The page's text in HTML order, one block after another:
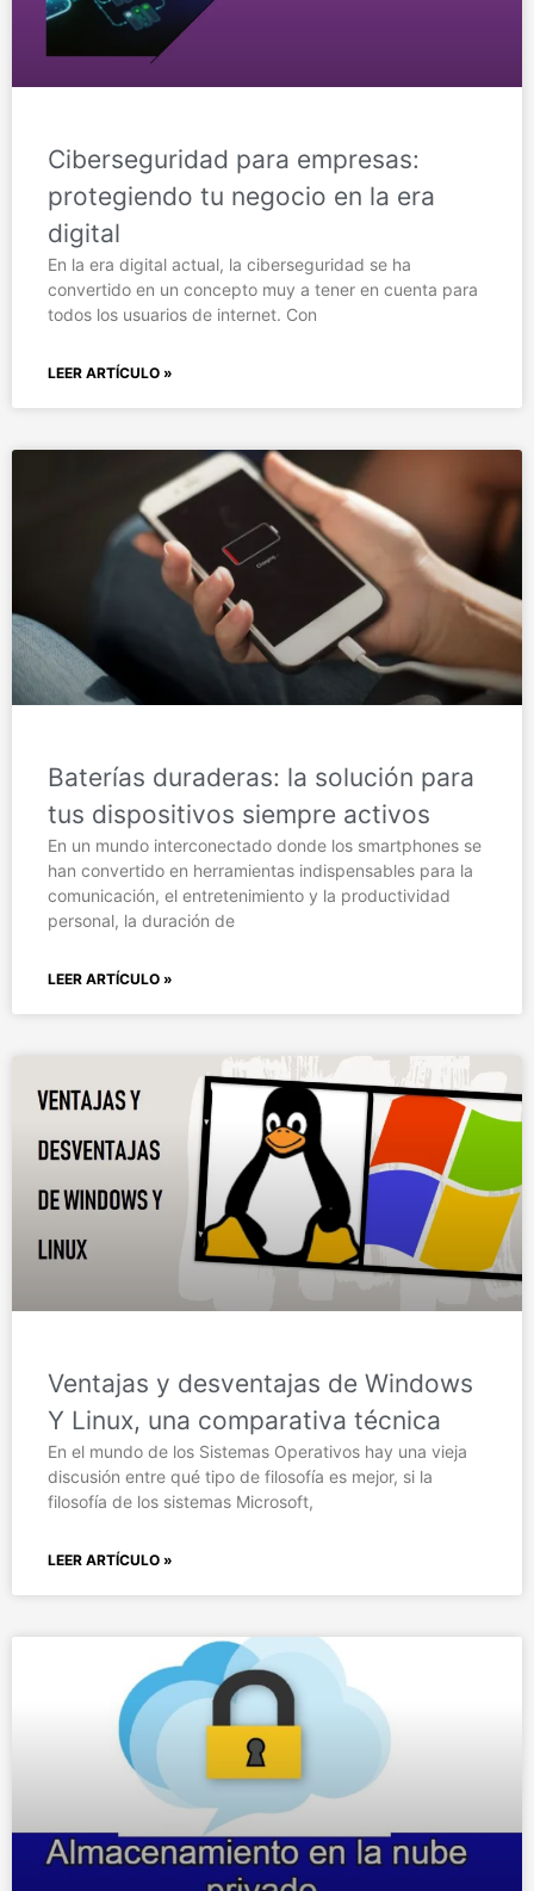
Ciberseguridad para empresas:
protegiendo tu negocio en la era
digital
En la era digital actual, la ciberseguridad se ha
convertido en un concepto muy a tener en cuenta para
todos los usuarios de internet. Con
LEER ARTÍCULO »
Baterías duraderas: la solución para
tus dispositivos siempre activos
En un mundo interconectado donde los smartphones se
han convertido en herramientas indispensables para la
comunicación, el entretenimiento y la productividad
personal, la duración de
LEER ARTÍCULO »
Ventajas y desventajas de Windows
Y Linux, una comparativa técnica
En el mundo de los Sistemas Operativos hay una vieja
discusión entre qué tipo de filosofía es mejor, si la
filosofía de los sistemas Microsoft,
LEER ARTÍCULO »